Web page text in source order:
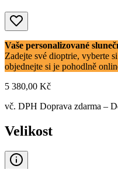
Vaše personalizované
Zadejte své dioptrie, vyberte
objednejte si je pohodlně
5 380,00 Kč
vč. DPH Doprava zdarma –
Velikost